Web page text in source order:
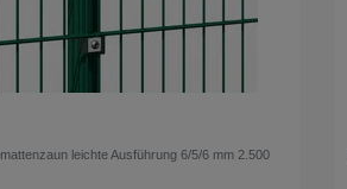
leichte Ausführung 6/5/6 mm 2.500